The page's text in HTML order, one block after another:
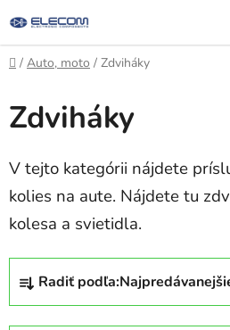
na
obsah
Domov
/ Auto, moto / Zdviháky
Zdviháky
V tejto kategórii nájdete
kolies na aute. Nájdete tu
kolesa a svietidla.
R
d
Radiť podľa: